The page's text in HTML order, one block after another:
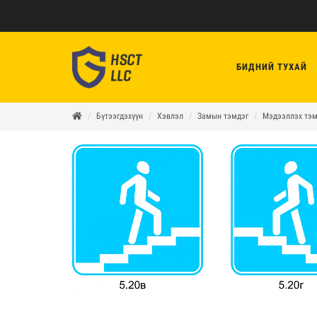
БИДНИЙ ТУХАЙ
Бүтээгдэхүүн Хэвлэл Замын тэмдэг Мэдээллэх